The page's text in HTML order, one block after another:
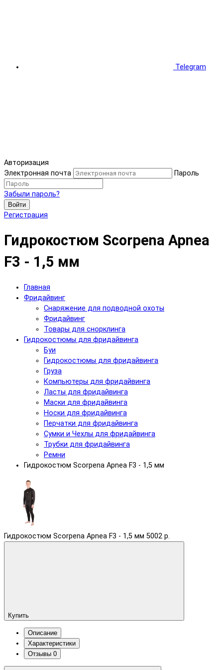
Telegram
Авторизация
Электронная почта
Пароль
Забыли пароль?
Войти
Регистрация
Гидрокостюм Scorpena Apnea
F3 - 1,5 мм
Главная
Фридайвинг
Снаряжение для подводной охоты
Фридайвинг
Товары для снорклинга
Гидрокостюмы для фридайвинга
Буи
Гидрокостюмы для фридайвинга
Груза
Компьютеры для фридайвинга
Ласты для фридайвинга
Маски для фридайвинга
Носки для фридайвинга
Перчатки для фридайвинга
Сумки и Чехлы для фридайвинга
Трубки для фридайвинга
Ремни
Гидрокостюм Scorpena Apnea F3 - 1,5 мм
Гидрокостюм Scorpena Apnea F3 - 1,5 мм 5002 р.
Купить
Описание
Характеристики
Отзывы 0